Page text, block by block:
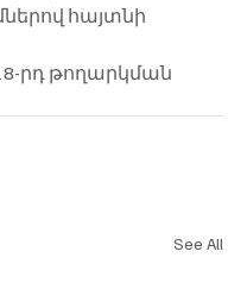
հայտնի
րդ թողարկման
See All